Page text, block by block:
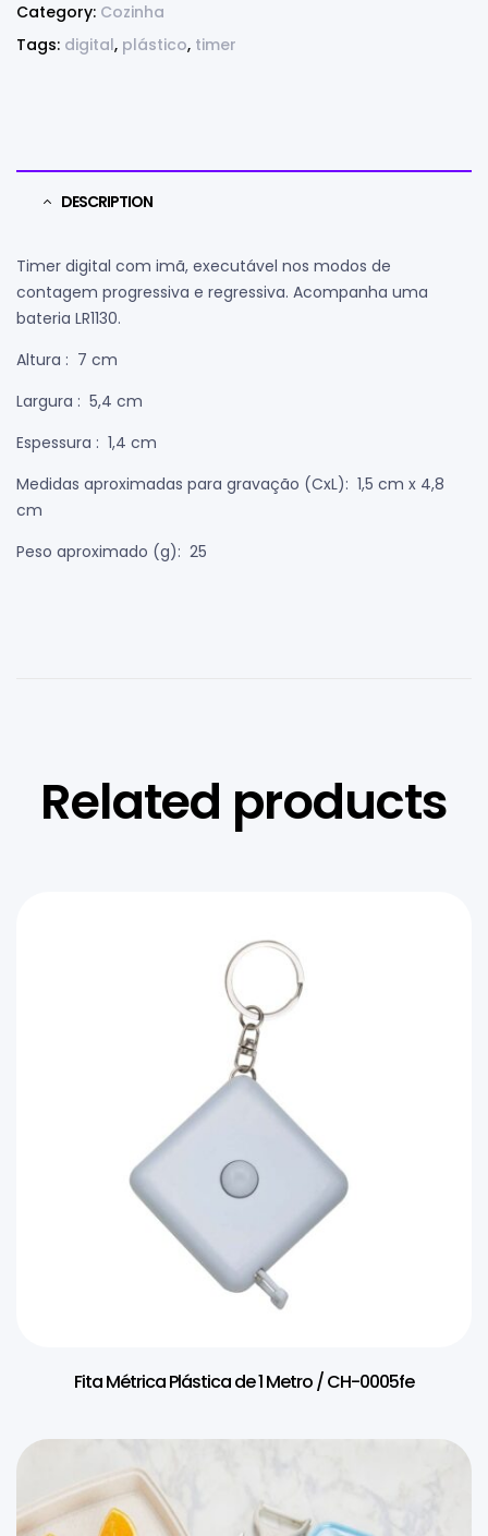
Category: Cozinha
Tags: digital, plástico, timer
DESCRIPTION
Timer digital com imã, executável nos modos de
contagem progressiva e regressiva. Acompanha uma
bateria LR1130.
Altura : 7 cm
Largura : 5,4 cm
Espessura : 1,4 cm
Medidas aproximadas para gravação (CxL): 1,5 cm x 4,8
cm
Peso aproximado (g): 25
Related products
Fita Métrica Plástica de 1 Metro / CH-0005fe